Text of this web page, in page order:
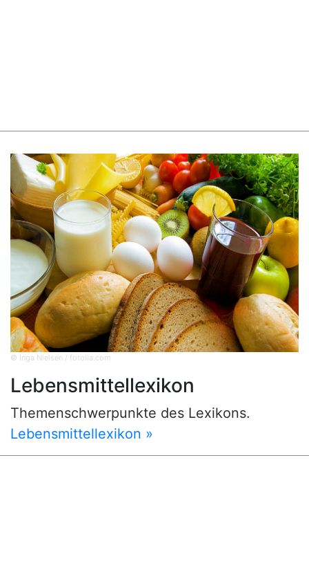
© Inga Nielsen / fotolia.com
Lebensmittellexikon
Themenschwerpunkte des Lexikons.
Lebensmittellexikon »